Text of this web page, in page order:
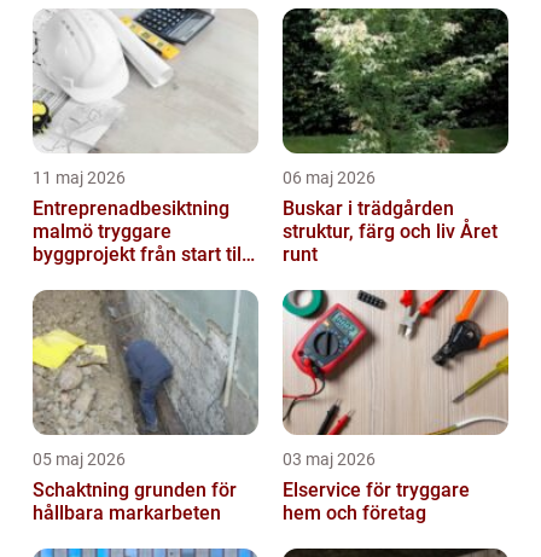
11 maj 2026
Entreprenadbesiktning
malmö tryggare
byggprojekt från start till
06 maj 2026
Buskar i trädgården
struktur, färg och liv Året
runt
05 maj 2026
Schaktning grunden för
hållbara markarbeten
03 maj 2026
Elservice för tryggare
hem och företag